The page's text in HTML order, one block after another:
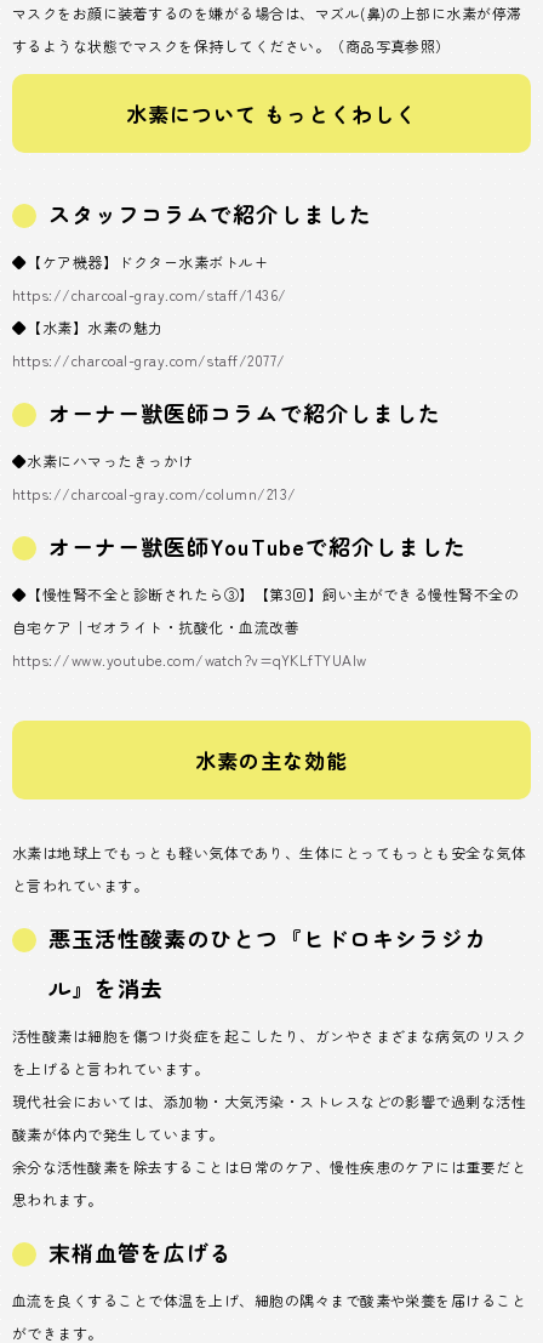
マスクをお顔に装着するのを嫌がる場合は、マズル(鼻)の上部に水素が停滞
するような状態でマスクを保持してください。（商品写真参照）
水素について もっとくわしく
スタッフコラムで紹介しました
◆【ケア機器】ドクター水素ボトル+
https://charcoal-gray.com/staff/1436/
◆【水素】水素の魅力
https://charcoal-gray.com/staff/2077/
オーナー獣医師コラムで紹介しました
◆水素にハマったきっかけ
https://charcoal-gray.com/column/213/
オーナー獣医師YouTubeで紹介しました
◆【慢性腎不全と診断されたら③】【第3回】飼い主ができる慢性腎不全の
自宅ケア｜ゼオライト・抗酸化・血流改善
https://www.youtube.com/watch?v=qYKLfTYUAlw
水素の主な効能
水素は地球上でもっとも軽い気体であり、生体にとってもっとも安全な気体
と言われています。
悪玉活性酸素のひとつ『ヒドロキシラジカ
ル』を消去
活性酸素は細胞を傷つけ炎症を起こしたり、ガンやさまざまな病気のリスク
を上げると言われています。
現代社会においては、添加物・大気汚染・ストレスなどの影響で過剰な活性
酸素が体内で発生しています。
余分な活性酸素を除去することは日常のケア、慢性疾患のケアには重要だと
思われます。
末梢血管を広げる
血流を良くすることで体温を上げ、細胞の隅々まで酸素や栄養を届けること
ができます。